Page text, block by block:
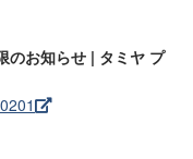
のお知らせ | タミヤ プ